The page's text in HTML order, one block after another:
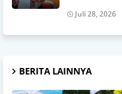
Juli 28, 2026
BERITA LAINNYA